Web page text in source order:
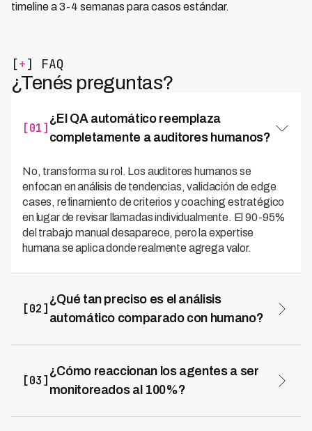
timeline a 3-4 semanas para casos estándar.
[+] FAQ
¿Tenés preguntas?
[01]
¿El QA automático reemplaza
completamente a auditores humanos?
No, transforma su rol. Los auditores humanos se
enfocan en análisis de tendencias, validación de edge
cases, refinamiento de criterios y coaching estratégico
en lugar de revisar llamadas individualmente. El 90-95%
del trabajo manual desaparece, pero la expertise
humana se aplica donde realmente agrega valor.
[02]
¿Qué tan preciso es el análisis
automático comparado con humano?
objetivos y 85-90% en subjetivos. La ventaja es
consistencia: mismo criterio aplicado a 100% de
interacciones sin fatiga o sesgo. Kleva valida sus
[03]
¿Cómo reaccionan los agentes a ser
monitoreados al 100%?